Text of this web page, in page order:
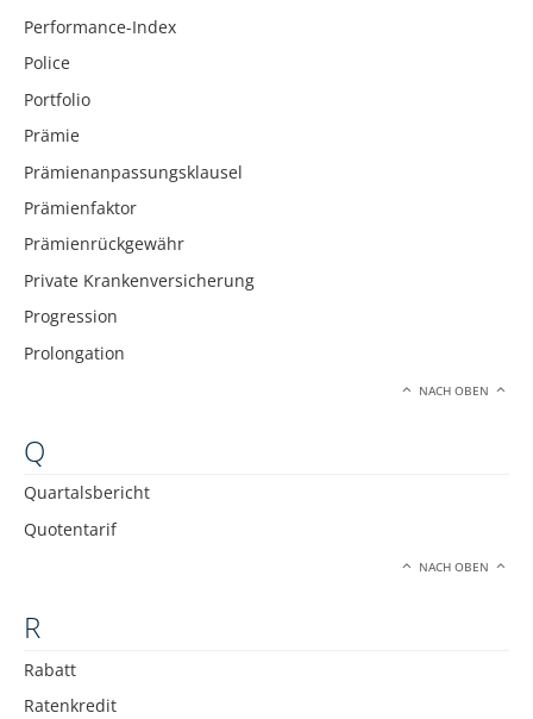
Performance-Index
Police
Portfolio
Prämie
Prämienanpassungsklausel
Prämienfaktor
Prämienrückgewähr
Private Krankenversicherung
Progression
Prolongation
NACH OBEN
Q
Quartalsbericht
Quotentarif
NACH OBEN
R
Rabatt
Ratenkredit